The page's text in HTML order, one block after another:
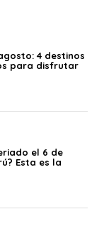
4 destinos
para disfrutar
el 6 de
Esta es la